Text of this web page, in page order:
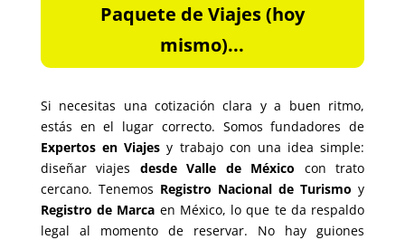
Paquete de Viajes (hoy
mismo)...
Si necesitas una cotización clara y a buen ritmo,
estás en el lugar correcto. Somos fundadores de
Expertos en Viajes y trabajo con una idea simple:
diseñar viajes desde Valle de México con trato
cercano. Tenemos Registro Nacional de Turismo y
Registro de Marca en México, lo que te da respaldo
legal al momento de reservar. No hay guiones